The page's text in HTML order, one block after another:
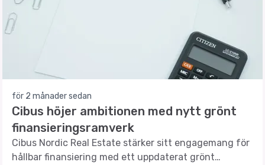
för 2 månader sedan
Cibus höjer ambitionen med nytt grönt
finansieringsramverk
Cibus Nordic Real Estate stärker sitt engagemang för
hållbar finansiering med ett uppdaterat grönt